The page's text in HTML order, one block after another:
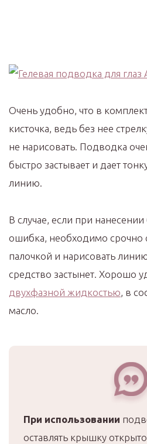
Очень удобно, что в
кисточка, ведь без нее
не нарисовать. Подводка
быстро застывает и дает
линию.
В случае, если при
ошибка, необходимо срочно
палочкой и нарисовать
средство застынет. Хорошо
двухфазной жидкостью , в
масло.
При использовании
оставлять крышку